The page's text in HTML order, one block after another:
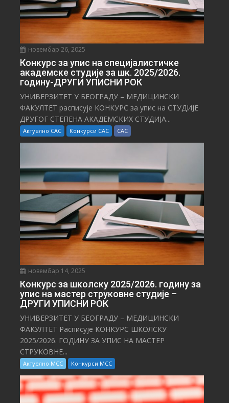
новембар 26, 2025
Конкурс за упис на специјалистичке
академске студије за шк. 2025/2026.
годину-ДРУГИ УПИСНИ РОК
УНИВЕРЗИТЕТ У БЕОГРАДУ – МЕДИЦИНСКИ
ФАКУЛТЕТ расписује КОНКУРС за упис на СТУДИЈЕ
ДРУГОГ СТЕПЕНА АКАДЕМСКИХ СТУДИЈА...
Актуелно САС Конкурси САС САС
новембар 14, 2025
Конкурс за школску 2025/⁠2026. годину за
упис на мастер струковне студије –
ДРУГИ УПИСНИ РОК
УНИВЕРЗИТЕТ У БЕОГРАДУ – МЕДИЦИНСКИ
ФАКУЛТЕТ Расписује КОНКУРС ШКОЛСКУ
2025/⁠2026. ГОДИНУ ЗА УПИС НА МАСТЕР
СТРУКОВНЕ...
Актуелно МСС Конкурси МСС